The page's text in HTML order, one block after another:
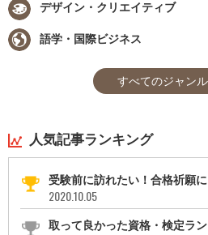
デザイン・クリエイティブ
語学・国際ビジネス
すべてのジャン
人気記事ランキング
受験前に訪れたい！合格祈願
2020.10.05
取って良かった資格・検定ラ